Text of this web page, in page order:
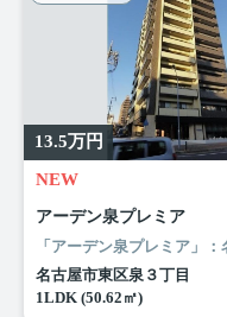
13.5万円
NEW
アーデン泉プレミア
名古屋市東区泉３丁目
1LDK (50.62㎡)